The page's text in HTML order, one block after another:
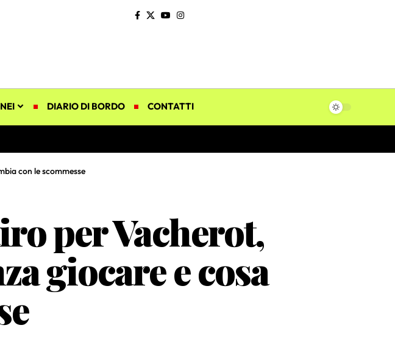
DIARIO DI BORDO CONTATTI
con le scommesse
per Vacherot,
giocare e cosa